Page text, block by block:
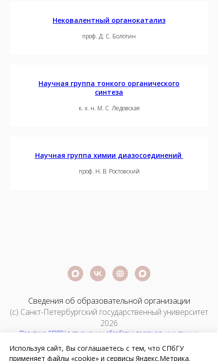
Нековалентный органокатализ
проф. Д. С. Болотин
Научная группа тонкого органического
синтеза
к. х. н. М. С. Ледовская
Научная группа химии диазосоединений
проф. Н. В. Ростовский
Используя сайт, Вы соглашаетесь с тем, что СПбГУ
применяет файлы «cookie» и сервисы Яндекс.Метрика.
Сведения об образовательной организации
(c) Санкт-Петербургский государственный университет
2026
Политика СПбГУ в отношении обработки персональных данных
Для СМИ:pressa@spbu.ru| Размещение информации на сайте: dept2.
umim@spbu.ru